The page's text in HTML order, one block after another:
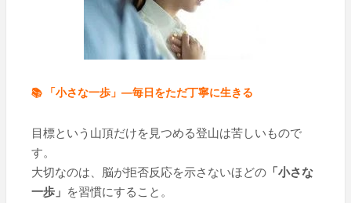
📚 「小さな一歩」—毎日をただ丁寧に生きる
目標という山頂だけを見つめる登山は苦しいもので
す。
大切なのは、脳が拒否反応を示さないほどの 「小さな
一歩」 を習慣にすること。